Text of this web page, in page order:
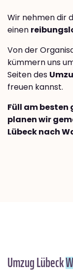
Wir nehmen dir
einen
Von der
kümmern uns
Seiten des
freuen kannst.
Füll am besten
planen wir
Lübeck nach
Umzug Lübeck